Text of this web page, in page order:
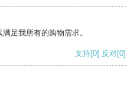
足我所有的购物需求。
支持[0] 反对[0]